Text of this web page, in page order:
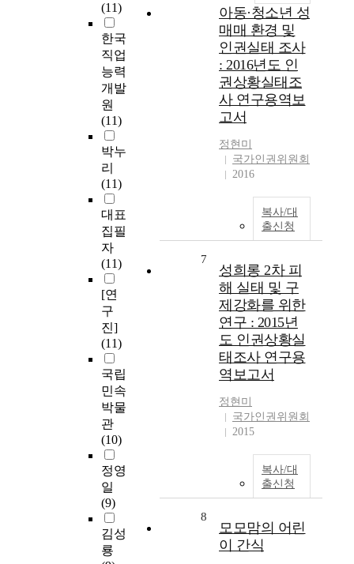
(11)
한국
직업
능력
개발
원
(11)
박누
리
(11)
대표
집필
자
(11)
[연
구
진]
(11)
국립
민속
박물
관
(10)
정영
일
(9)
김성
룡
아동·청소년 성
매매 환경 및
인권실태 조사
: 2016년도 인
권상황실태조
사 연구용역보
고서
정현미
국가인권위원회
2016
복사/대
출신청
7
성희롱 2차 피
해 실태 및 구
제강화를 위한
연구 : 2015년
도 인권상황실
태조사 연구용
역보고서
정현미
국가인권위원회
2015
복사/대
출신청
8
모모맘의 어린
이 간식